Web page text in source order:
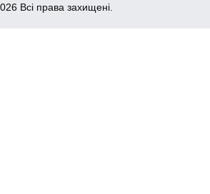
Всі права захищені.